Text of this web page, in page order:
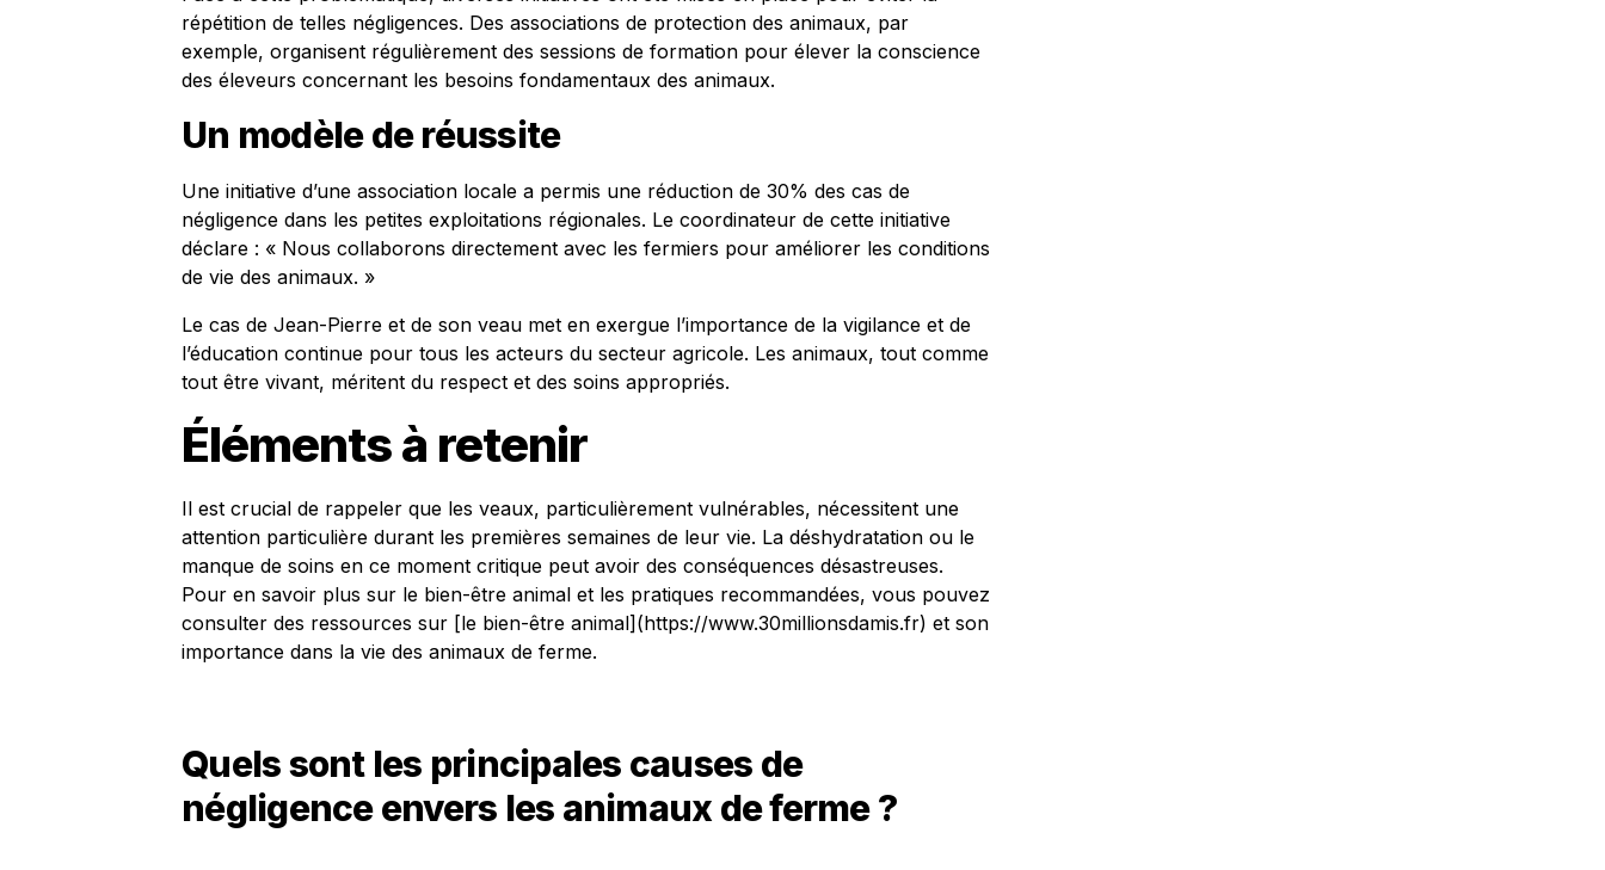
répétition de telles négligences. Des associations de protection des animaux, par
exemple, organisent régulièrement des sessions de formation pour élever la conscience
des éleveurs concernant les besoins fondamentaux des animaux.
Un modèle de réussite
Une initiative d’une association locale a permis une réduction de 30% des cas de
négligence dans les petites exploitations régionales. Le coordinateur de cette initiative
déclare : « Nous collaborons directement avec les fermiers pour améliorer les conditions
de vie des animaux. »
Le cas de Jean-Pierre et de son veau met en exergue l’importance de la vigilance et de
l’éducation continue pour tous les acteurs du secteur agricole. Les animaux, tout comme
tout être vivant, méritent du respect et des soins appropriés.
Éléments à retenir
Il est crucial de rappeler que les veaux, particulièrement vulnérables, nécessitent une
attention particulière durant les premières semaines de leur vie. La déshydratation ou le
manque de soins en ce moment critique peut avoir des conséquences désastreuses.
Pour en savoir plus sur le bien-être animal et les pratiques recommandées, vous pouvez
consulter des ressources sur [le bien-être animal](https://www.30millionsdamis.fr) et son
importance dans la vie des animaux de ferme.
Quels sont les principales causes de
négligence envers les animaux de ferme ?